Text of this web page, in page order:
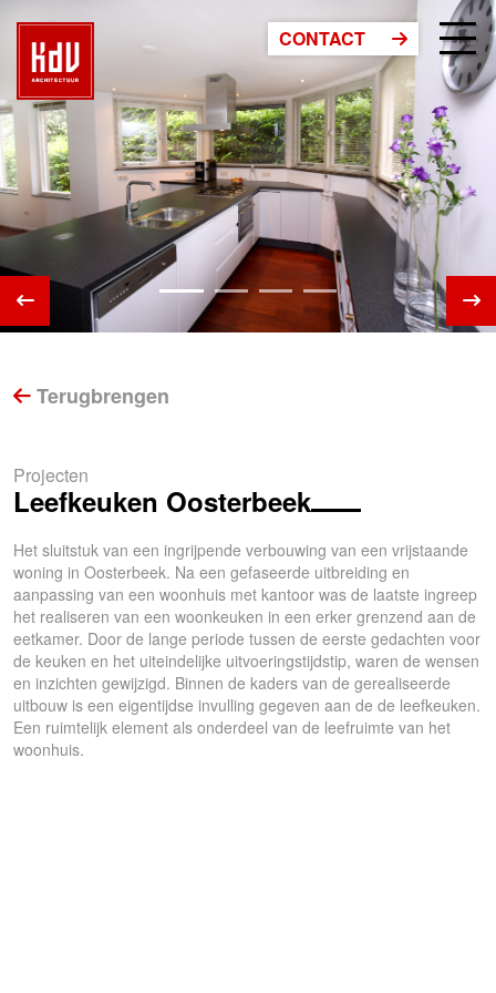
Terugbrengen
Projecten
Leefkeuken Oosterbeek
Het sluitstuk van een ingrijpende verbouwing van een vrijstaande
woning in Oosterbeek. Na een gefaseerde uitbreiding en
aanpassing van een woonhuis met kantoor was de laatste ingreep
het realiseren van een woonkeuken in een erker grenzend aan de
eetkamer. Door de lange periode tussen de eerste gedachten voor
de keuken en het uiteindelijke uitvoeringstijdstip, waren de wensen
en inzichten gewijzigd. Binnen de kaders van de gerealiseerde
uitbouw is een eigentijdse invulling gegeven aan de de leefkeuken.
Een ruimtelijk element als onderdeel van de leefruimte van het
woonhuis.
CONTACT